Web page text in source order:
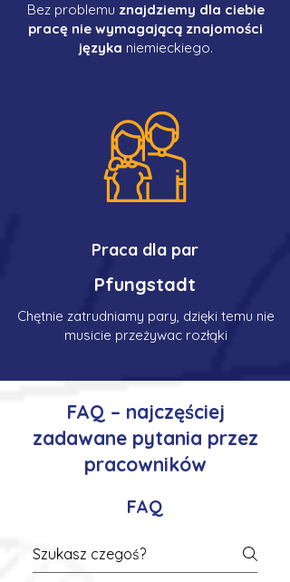
Bez problemu znajdziemy dla ciebie
pracę nie wymagającą znajomości
języka niemieckiego.
Praca dla par
Pfungstadt
Chętnie zatrudniamy pary, dzięki temu nie
musicie przeżywac rozłąki
FAQ – najczęściej
zadawane pytania przez
pracowników
FAQ